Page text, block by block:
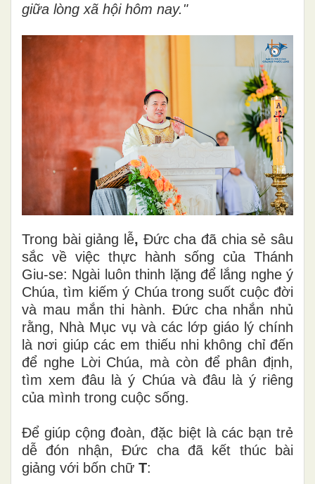
giữa lòng xã hội hôm nay."
Trong bài giảng lễ, Đức cha đã chia sẻ sâu
sắc về việc thực hành sống của Thánh
Giu-se: Ngài luôn thinh lặng để lắng nghe ý
Chúa, tìm kiếm ý Chúa trong suốt cuộc đời
và mau mắn thi hành. Đức cha nhắn nhủ
rằng, Nhà Mục vụ và các lớp giáo lý chính
là nơi giúp các em thiếu nhi không chỉ đến
để nghe Lời Chúa, mà còn để phân định,
tìm xem đâu là ý Chúa và đâu là ý riêng
của mình trong cuộc sống.
Để giúp cộng đoàn, đặc biệt là các bạn trẻ
dễ đón nhận, Đức cha đã kết thúc bài
giảng với bốn chữ T: